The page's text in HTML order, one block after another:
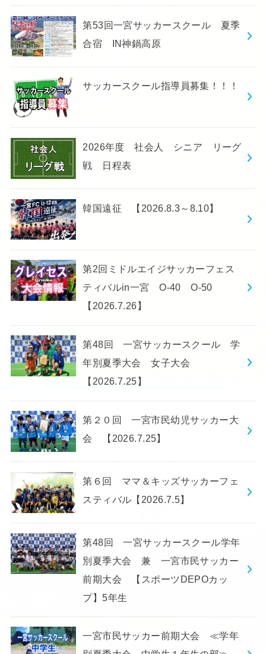
第53回一宮サッカースクール 夏季
合宿 IN神鍋高原
サッカースクール指導員募集！！！
2026年度 社会人 シニア リーグ
戦 日程表
韓国遠征 【2026.8.3～8.10】
第2回ミドルエイジサッカーフェス
ティバルin一宮 O-40 O-50
【2026.7.26】
第48回 一宮サッカースクール 学
年別夏季大会 女子大会
【2026.7.25】
第２０回 一宮市民幼児サッカー大
会 【2026.7.25】
第６回 ママ＆キッズサッカーフェ
スティバル【2026.7.5】
第48回 一宮サッカースクール学年
別夏季大会 兼 一宮市民サッカー
前期大会 【スポーツDEPOカッ
プ】5年生
一宮市民サッカー前期大会 ≪学年